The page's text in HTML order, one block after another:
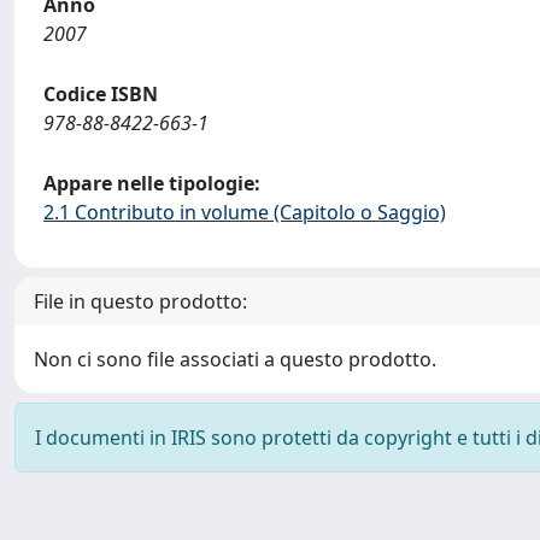
2007
Codice ISBN
978-88-8422-663-1
Appare nelle tipologie:
2.1 Contributo in volume (Capitolo o Saggio)
File in questo prodotto:
Non ci sono file associati a questo prodotto.
I documenti in IRIS sono protetti da copyright e tutti i